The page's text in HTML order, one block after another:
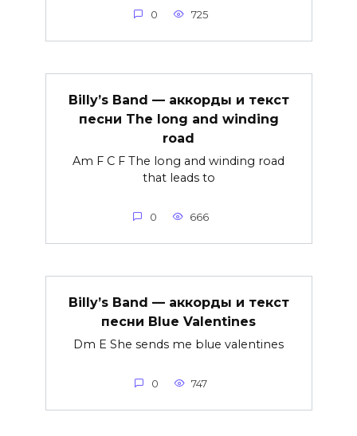
0 725
Billy’s Band — аккорды и текст
песни The long and winding
road
Am F C F The long and winding road
that leads to
0 666
Billy’s Band — аккорды и текст
песни Blue Valentines
Dm E She sends me blue valentines
0 747